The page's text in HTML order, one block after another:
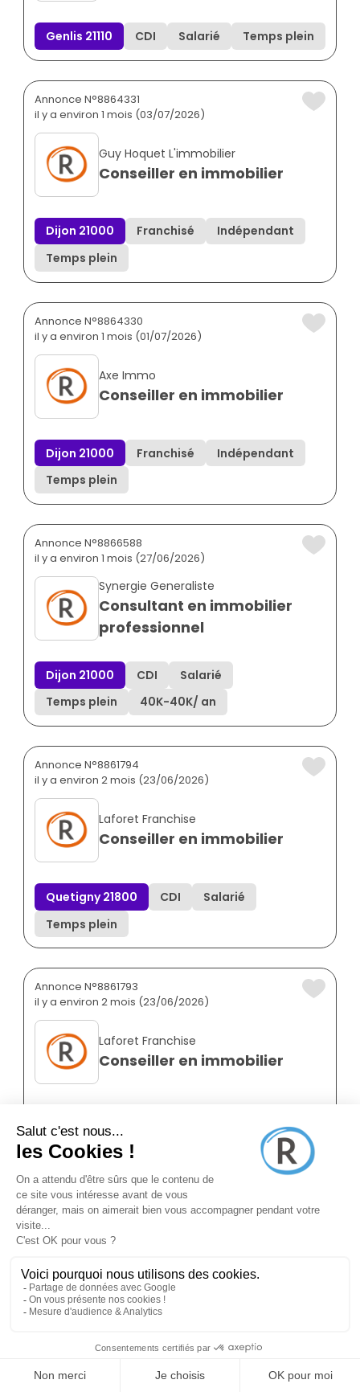
Genlis 21110 CDI Salarié Temps plein
Annonce N°8864331
il y a environ 1 mois (03/07/2026)
Guy Hoquet L'immobilier
Conseiller en immobilier
Dijon 21000 Franchisé
Indépendant
Temps plein
Annonce N°8864330
il y a environ 1 mois (01/07/2026)
Axe Immo
Conseiller en immobilier
Dijon 21000 Franchisé
Indépendant
Temps plein
Annonce N°8866588
il y a environ 1 mois (27/06/2026)
Synergie Generaliste
Consultant en immobilier
professionnel
Dijon 21000 CDI
Salarié
Temps plein
40K-40K/ an
Annonce N°8861794
il y a environ 2 mois (23/06/2026)
Laforet Franchise
Conseiller en immobilier
Quetigny 21800 CDI
Salarié
Temps plein
Annonce N°8861793
il y a environ 2 mois (23/06/2026)
Laforet Franchise
Conseiller en immobilier
Temps plein
Annonce N°8861798
il y a environ 2 mois (19/06/2026)
Facility manager
Genlis 21110 Salarié Temps plein